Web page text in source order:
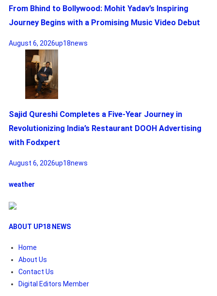
From Bhind to Bollywood: Mohit Yadav’s Inspiring
Journey Begins with a Promising Music Video Debut
August 6, 2026up18news
Sajid Qureshi Completes a Five-Year Journey in
Revolutionizing India’s Restaurant DOOH Advertising
with Fodxpert
August 6, 2026up18news
weather
ABOUT UP18 NEWS
Home
About Us
Contact Us
Digital Editors Member